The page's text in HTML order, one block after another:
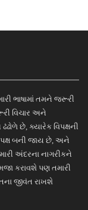
ભાષામાં તમને જરૂરી
વિચાર અને
છે, ક્યારેક વિપક્ષની
બની જાય છે, અને
અંદરના નાગરીકને
કરાવશે પણ તમારી
જીવંત રાખશે